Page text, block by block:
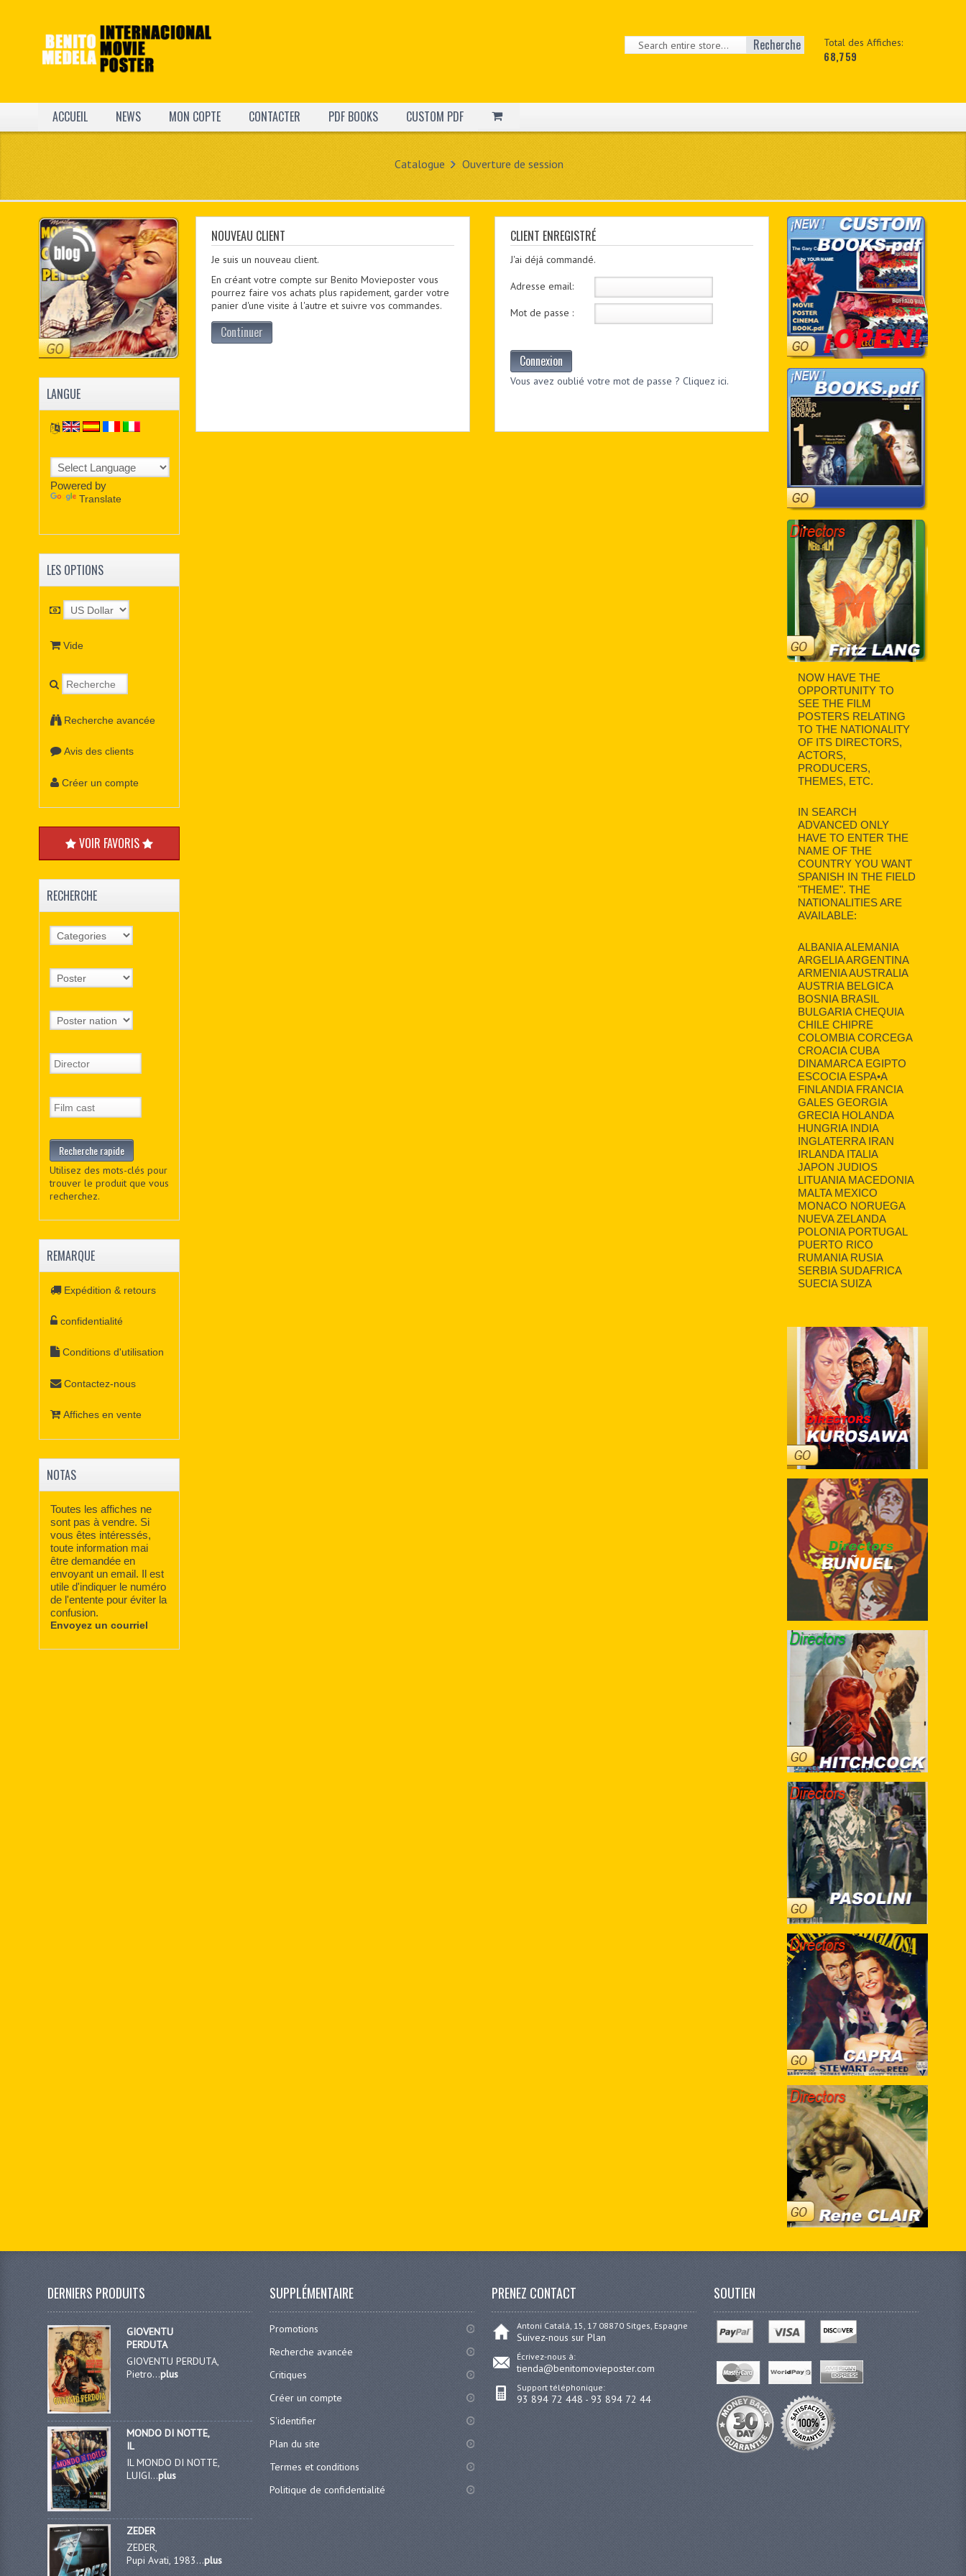
Total des Affiches:
68,759
Recherche
ACCUEIL NEWS MON COPTE CONTACTER PDF BOOKS CUSTOM PDF
Catalogue Ouverture de session
NOUVEAU CLIENT
Je suis un nouveau client.
En créant votre compte sur Benito Movieposter vous
pourrez faire vos achats plus rapidement, garder votre
panier d'une visite á l'autre et suivre vos commandes.
Continuer
CLIENT ENREGISTRÉ
J'ai déjá commandé.
Adresse email:
Mot de passe :
Connexion
Vous avez oublié votre mot de passe ? Cliquez ici.
LANGUE
Powered by
Translate
LES OPTIONS
Vide
Recherche avancée
Avis des clients
Créer un compte
VOIR FAVORIS
RECHERCHE
Utilisez des mots-clés pour
trouver le produit que vous
recherchez.
REMARQUE
Expédition & retours
confidentialité
Conditions d'utilisation
Contactez-nous
Affiches en vente
NOTAS
Toutes les affiches ne
sont pas à vendre. Si
vous êtes intéressés,
toute information mai
être demandée en
envoyant un email. Il est
utile d'indiquer le numéro
de l'entente pour éviter la
confusion.
Envoyez un courriel
NOW HAVE THE
OPPORTUNITY TO
SEE THE FILM
POSTERS RELATING
TO THE NATIONALITY
OF ITS DIRECTORS,
ACTORS,
PRODUCERS,
THEMES, ETC.
IN SEARCH
ADVANCED ONLY
HAVE TO ENTER THE
NAME OF THE
COUNTRY YOU WANT
SPANISH IN THE FIELD
"THEME". THE
NATIONALITIES ARE
AVAILABLE:
ALBANIA ALEMANIA
ARGELIA ARGENTINA
ARMENIA AUSTRALIA
AUSTRIA BELGICA
BOSNIA BRASIL
BULGARIA CHEQUIA
CHILE CHIPRE
COLOMBIA CORCEGA
CROACIA CUBA
DINAMARCA EGIPTO
ESCOCIA ESPA•A
FINLANDIA FRANCIA
GALES GEORGIA
GRECIA HOLANDA
HUNGRIA INDIA
INGLATERRA IRAN
IRLANDA ITALIA
JAPON JUDIOS
LITUANIA MACEDONIA
MALTA MEXICO
MONACO NORUEGA
NUEVA ZELANDA
POLONIA PORTUGAL
PUERTO RICO
RUMANIA RUSIA
SERBIA SUDAFRICA
SUECIA SUIZA
DERNIERS PRODUITS
GIOVENTU
PERDUTA
GIOVENTU PERDUTA,
Pietro...plus
MONDO DI NOTTE,
IL
IL MONDO DI NOTTE,
LUIGI...plus
ZEDER
ZEDER,
Pupi Avati, 1983...plus
SUPPLÉMENTAIRE
Promotions
Recherche avancée
Critiques
Créer un compte
S'identifier
Plan du site
Termes et conditions
Politique de confidentialité
PRENEZ CONTACT
Antoni Catalá, 15, 17 08870 Sitges, Espagne
Suivez-nous sur Plan
Écrivez-nous à:
tienda@benitomovieposter.com
Support téléphonique:
93 894 72 448 - 93 894 72 44
SOUTIEN